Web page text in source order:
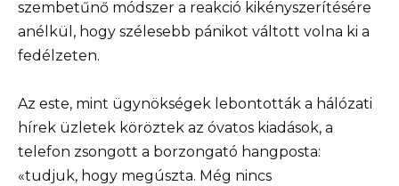
szembetűnő módszer a reakció kikényszerítésére
anélkül, hogy szélesebb pánikot váltott volna ki a
fedélzeten.
Az este, mint ügynökségek lebontották a hálózati
hírek üzletek köröztek az óvatos kiadások, a
telefon zsongott a borzongató hangposta:
«tudjuk, hogy megúszta. Még nincs